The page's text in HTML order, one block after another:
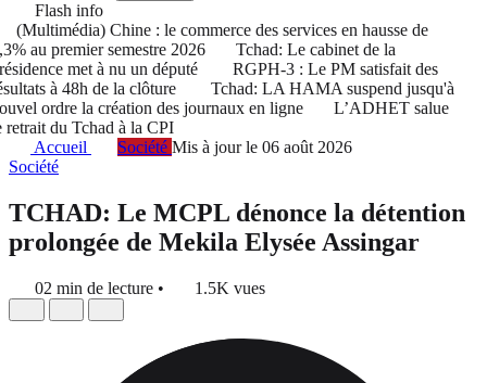
Flash info
Chine : le commerce des services en hausse de
au premier semestre 2026
Tchad: Le cabinet de la
met à nu un député
RGPH-3 : Le PM satisfait des
à 48h de la clôture
Tchad: LA HAMA suspend jusqu'à
ordre la création des journaux en ligne
L’ADHET salue
du Tchad à la CPI
Accueil
Société Mis à jour le 06 août 2026
Société
TCHAD: Le MCPL dénonce la détention
prolongée de Mekila Elysée Assingar
02 min de lecture • 1.5K vues